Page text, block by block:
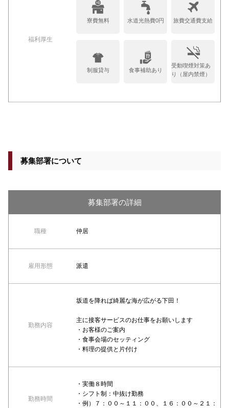
福利厚生
寮費無料 水道光熱費0円 旅費交通費支給
制服貸与 食事補助あり
受動喫煙対策あ
り（屋内禁煙）
募集部署について
募集部署の詳細
職種 仲居
雇用形態 派遣
勤務内容
坂道を降れば綺麗な海が広がる下田！
主に接客サービスのお仕事をお願いします
・お客様のご案内
・食事会場のセッティング
・料理の提供と片付け
勤務時間
・実働８時間
・シフト制：中抜け勤務
・例）７：００～１１：００、１６：００～２１：